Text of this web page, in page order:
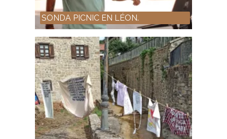
SONDA PICNIC EN LÉON.